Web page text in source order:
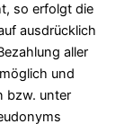
so erfolgt die
ausdrücklich
aller
und
bzw. unter